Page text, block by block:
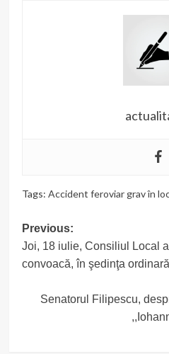
Tags: Accident feroviar grav în
Post
navigation
Previous:
Joi, 18 iulie, Consiliul Local
convoacă, în şedinţa ordinară
Senatorul Filipescu,